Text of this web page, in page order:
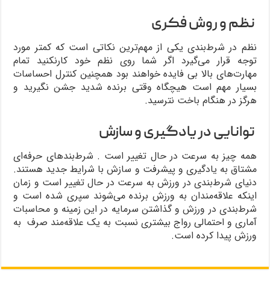
نظم و روش فکری
نظم در شرط‌بندی یکی از مهم‌ترین نکاتی است که کمتر مورد
توجه قرار می‌گیرد اگر شما روی نظم خود کارنکنید تمام
مهارت‌های بالا بی فایده خواهند بود همچنین کنترل احساسات
بسیار مهم است هیچگاه وقتی برنده شدید جشن نگیرید و
هرگز در هنگام باخت نترسید.
توانایی در یادگیری و سازش
همه چیز به سرعت در حال تغییر است . شرط‌بند‌های حرفه‌ای
مشتاق به یادگیری و پیشرفت و سازش با شرایط جدید هستند.
دنیای شرط‌بندی در ورزش به سرعت در حال تغییر است و زمان
اینکه علاقه‌مندان به ورزش برنده می‌شوند سپری شده است و
شرط‌بندی در ورزش و گذاشتن سرمایه در این زمینه و محاسبات
آماری و احتمالی رواج بیشتری نسبت به یک علاقه‌مند صرف به
ورزش پیدا کرده است.